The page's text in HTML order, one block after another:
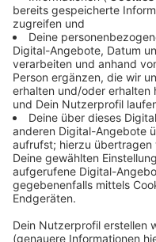
Anschließend aus
Ofen warm legen.
Anrichten mit
Zum Anrichten
geben. Darauf
Lachswürfel
aufschäumen und
Trüffel darüber
Anzeige
Das ist der